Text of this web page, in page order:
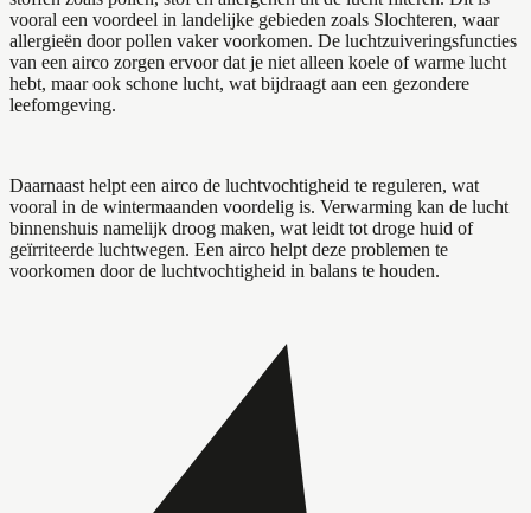
vooral een voordeel in landelijke gebieden zoals Slochteren, waar
allergieën door pollen vaker voorkomen. De luchtzuiveringsfuncties
van een airco zorgen ervoor dat je niet alleen koele of warme lucht
hebt, maar ook schone lucht, wat bijdraagt aan een gezondere
leefomgeving.
Daarnaast helpt een airco de luchtvochtigheid te reguleren, wat
vooral in de wintermaanden voordelig is. Verwarming kan de lucht
binnenshuis namelijk droog maken, wat leidt tot droge huid of
geïrriteerde luchtwegen. Een airco helpt deze problemen te
voorkomen door de luchtvochtigheid in balans te houden.